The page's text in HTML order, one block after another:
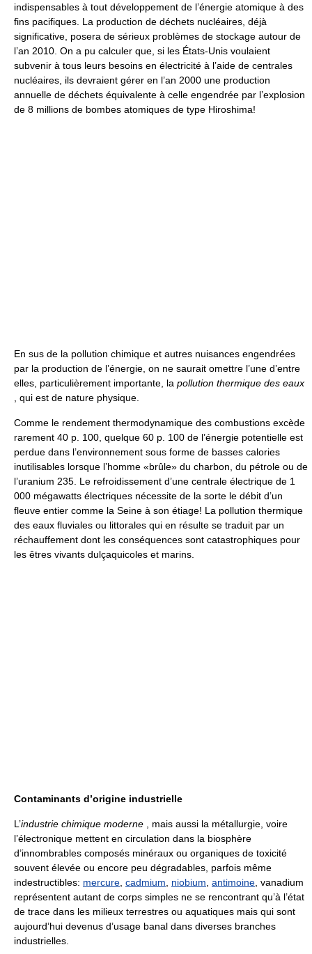
indispensables à tout développement de l’énergie atomique à des
fins pacifiques. La production de déchets nucléaires, déjà
significative, posera de sérieux problèmes de stockage autour de
l’an 2010. On a pu calculer que, si les États-Unis voulaient
subvenir à tous leurs besoins en électricité à l’aide de centrales
nucléaires, ils devraient gérer en l’an 2000 une production
annuelle de déchets équivalente à celle engendrée par l’explosion
de 8 millions de bombes atomiques de type Hiroshima!
En sus de la pollution chimique et autres nuisances engendrées
par la production de l’énergie, on ne saurait omettre l’une d’entre
elles, particulièrement importante, la pollution thermique des eaux
, qui est de nature physique.
Comme le rendement thermodynamique des combustions excède
rarement 40 p. 100, quelque 60 p. 100 de l’énergie potentielle est
perdue dans l’environnement sous forme de basses calories
inutilisables lorsque l’homme «brûle» du charbon, du pétrole ou de
l’uranium 235. Le refroidissement d’une centrale électrique de 1
000 mégawatts électriques nécessite de la sorte le débit d’un
fleuve entier comme la Seine à son étiage! La pollution thermique
des eaux fluviales ou littorales qui en résulte se traduit par un
réchauffement dont les conséquences sont catastrophiques pour
les êtres vivants dulçaquicoles et marins.
Contaminants d’origine industrielle
L’industrie chimique moderne , mais aussi la métallurgie, voire
l’électronique mettent en circulation dans la biosphère
d’innombrables composés minéraux ou organiques de toxicité
souvent élevée ou encore peu dégradables, parfois même
indestructibles: mercure, cadmium, niobium, antimoine, vanadium
représentent autant de corps simples ne se rencontrant qu’à l’état
de trace dans les milieux terrestres ou aquatiques mais qui sont
aujourd’hui devenus d’usage banal dans diverses branches
industrielles.